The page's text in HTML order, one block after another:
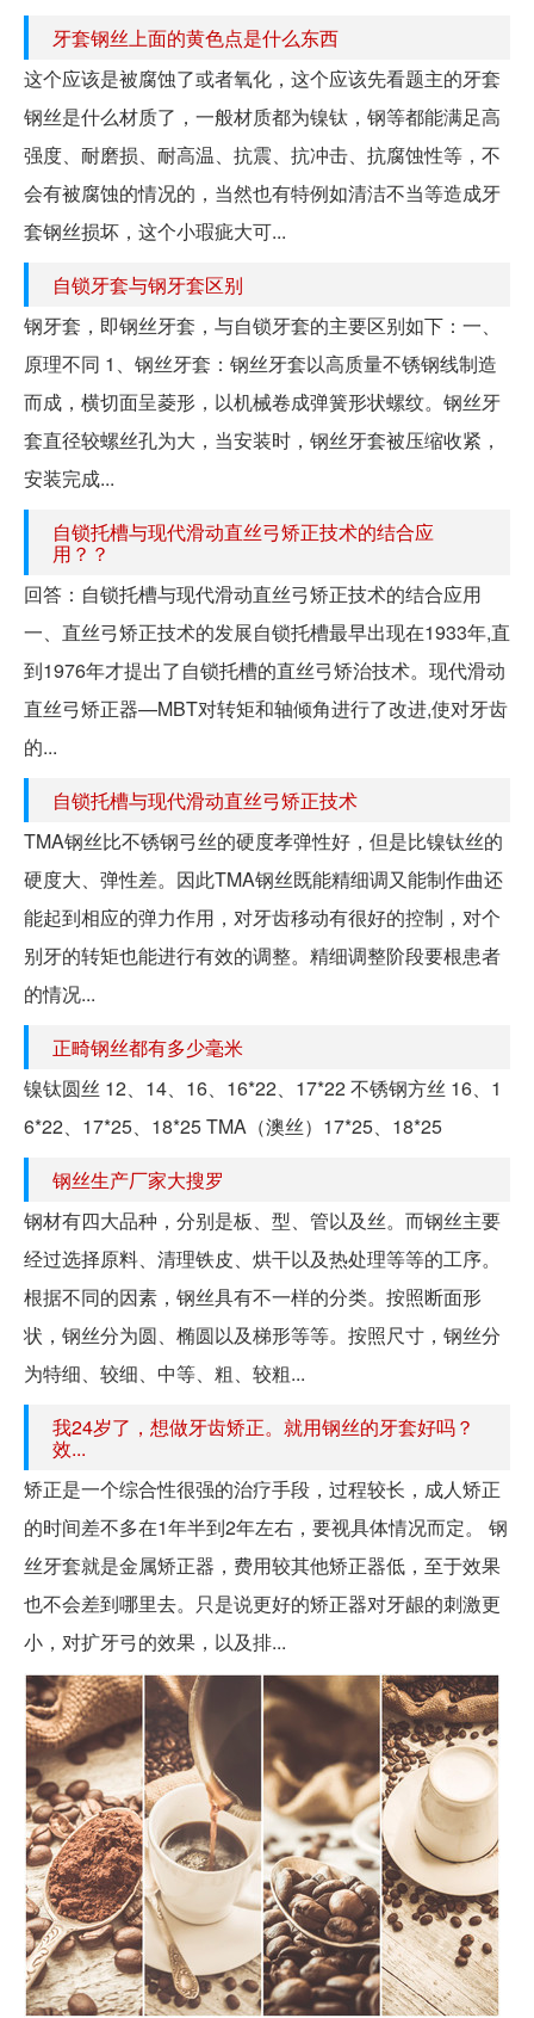
牙套钢丝上面的黄色点是什么东西
这个应该是被腐蚀了或者氧化，这个应该先看题主的牙套
钢丝是什么材质了，一般材质都为镍钛，钢等都能满足高
强度、耐磨损、耐高温、抗震、抗冲击、抗腐蚀性等，不
会有被腐蚀的情况的，当然也有特例如清洁不当等造成牙
套钢丝损坏，这个小瑕疵大可...
自锁牙套与钢牙套区别
钢牙套，即钢丝牙套，与自锁牙套的主要区别如下：一、
原理不同 1、钢丝牙套：钢丝牙套以高质量不锈钢线制造
而成，横切面呈菱形，以机械卷成弹簧形状螺纹。钢丝牙
套直径较螺丝孔为大，当安装时，钢丝牙套被压缩收紧，
安装完成...
自锁托槽与现代滑动直丝弓矫正技术的结合应
用？？
回答：自锁托槽与现代滑动直丝弓矫正技术的结合应用
一、直丝弓矫正技术的发展自锁托槽最早出现在1933年,直
到1976年才提出了自锁托槽的直丝弓矫治技术。现代滑动
直丝弓矫正器—MBT对转矩和轴倾角进行了改进,使对牙齿
的...
自锁托槽与现代滑动直丝弓矫正技术
TMA钢丝比不锈钢弓丝的硬度孝弹性好，但是比镍钛丝的
硬度大、弹性差。因此TMA钢丝既能精细调又能制作曲还
能起到相应的弹力作用，对牙齿移动有很好的控制，对个
别牙的转矩也能进行有效的调整。精细调整阶段要根患者
的情况...
正畸钢丝都有多少毫米
镍钛圆丝 12、14、16、16*22、17*22 不锈钢方丝 16、1
6*22、17*25、18*25 TMA（澳丝）17*25、18*25
钢丝生产厂家大搜罗
钢材有四大品种，分别是板、型、管以及丝。而钢丝主要
经过选择原料、清理铁皮、烘干以及热处理等等的工序。
根据不同的因素，钢丝具有不一样的分类。按照断面形
状，钢丝分为圆、椭圆以及梯形等等。按照尺寸，钢丝分
为特细、较细、中等、粗、较粗...
我24岁了，想做牙齿矫正。就用钢丝的牙套好吗？
效...
矫正是一个综合性很强的治疗手段，过程较长，成人矫正
的时间差不多在1年半到2年左右，要视具体情况而定。 钢
丝牙套就是金属矫正器，费用较其他矫正器低，至于效果
也不会差到哪里去。只是说更好的矫正器对牙龈的刺激更
小，对扩牙弓的效果，以及排...